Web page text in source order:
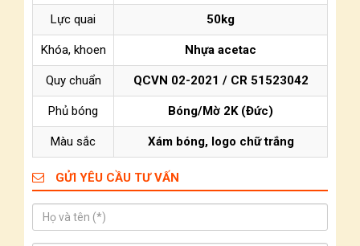
Lực quai 50kg
Khóa, khoen Nhựa acetac
Quy chuẩn QCVN 02-2021 / CR 51523042
Phủ bóng Bóng/Mờ 2K (Đức)
Màu sắc Xám bóng, logo chữ trắng
GỬI YÊU CẦU TƯ VẤN